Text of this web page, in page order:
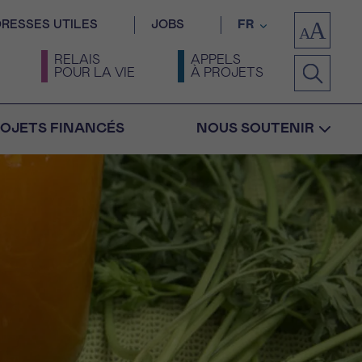
UTILES JOBS FR
RELAIS
POUR LA VIE
APPELS
À PROJETS
FINANCÉS NOUS SOUTENIR